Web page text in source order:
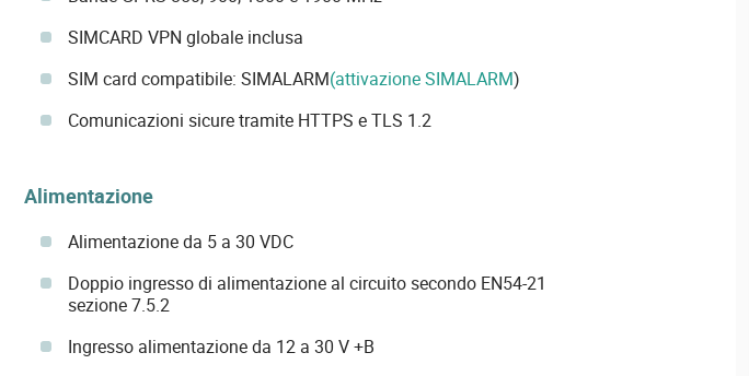
SIMCARD VPN globale inclusa
SIM card compatibile: SIMALARM(attivazione SIMALARM)
Comunicazioni sicure tramite HTTPS e TLS 1.2
Alimentazione
Alimentazione da 5 a 30 VDC
Doppio ingresso di alimentazione al circuito secondo EN54-21
sezione 7.5.2
Ingresso alimentazione da 12 a 30 V +B